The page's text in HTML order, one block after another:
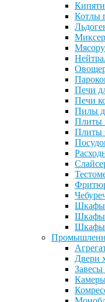
Котлы
Печи
Печи
Пилы
Плиты
Плиты
Шкафы
Шкафы
Шкафы
Двери